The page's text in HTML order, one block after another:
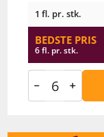
1 fl. pr. stk.
BEDSTE PRIS
6 fl. pr. stk.